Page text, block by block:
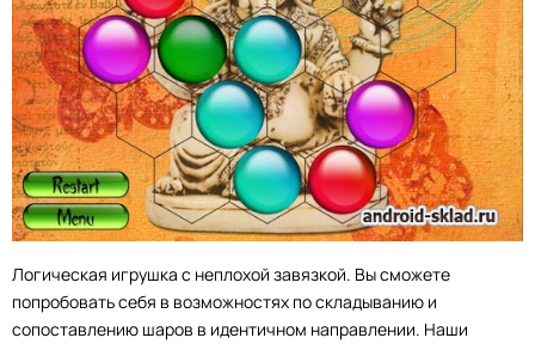
Логическая игрушка с неплохой завязкой. Вы сможете
попробовать себя в возможностях по складыванию и
сопоставлению шаров в идентичном направлении. Наши